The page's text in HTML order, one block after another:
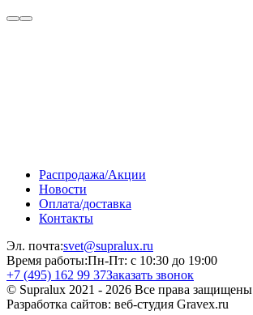
Распродажа/Акции
Новости
Оплата/доставка
Контакты
Эл. почта:svet@supralux.ru
Время работы:Пн-Пт: с 10:30 до 19:00
+7 (495) 162 99 37Заказать звонок
© Supralux 2021 - 2026 Все права защищены
Разработка сайтов: веб-студия Gravex.ru